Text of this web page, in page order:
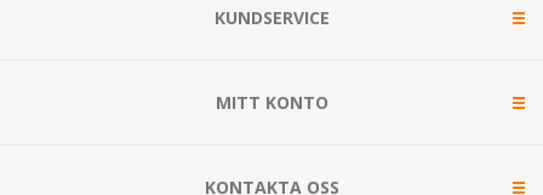
KUNDSERVICE
MITT KONTO
KONTAKTA OSS